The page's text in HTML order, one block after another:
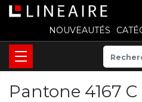
NOUVEAUTÉS
Pantone 4167 C